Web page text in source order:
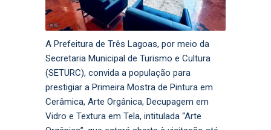
A Prefeitura de Três Lagoas, por meio da
Secretaria Municipal de Turismo e Cultura
(SETURC), convida a população para
prestigiar a Primeira Mostra de Pintura em
Cerâmica, Arte Orgânica, Decupagem em
Vidro e Textura em Tela, intitulada “Arte